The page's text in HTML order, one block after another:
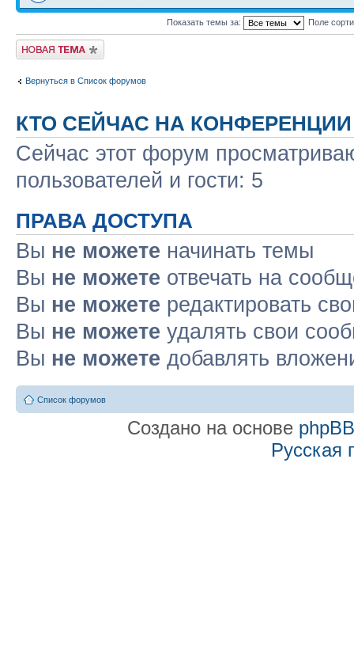
Показать темы за: Поле
Новая тема
Вернуться в Список форумов
КТО СЕЙЧАС НА КОНФЕРЕНЦИИ
Сейчас этот форум
пользователей и гости: 5
ПРАВА ДОСТУПА
Вы не можете начинать темы
Вы не можете отвечать на
Вы не можете редактировать
Вы не можете удалять свои
Вы не можете добавлять
Список форумов
Создано на основе phpBB
Русская